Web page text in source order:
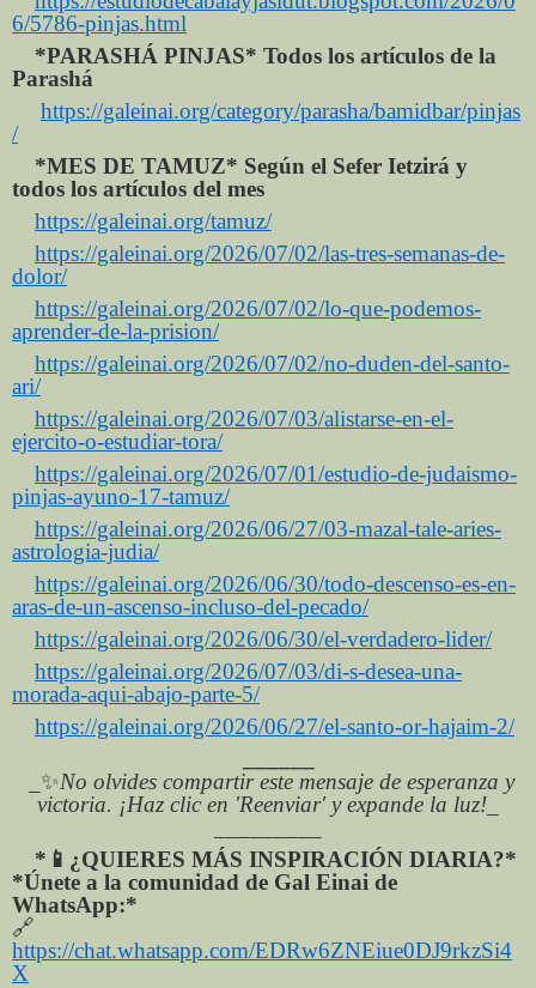
6/5786-pinjas.html
*PARASHÁ PINJAS* Todos los artículos de la
Parashá
https://galeinai.org/category/parasha/bamidbar/pinjas
/
*MES DE TAMUZ* Según el Sefer Ietzirá y
todos los artículos del mes
https://galeinai.org/tamuz/
https://galeinai.org/2026/07/02/las-tres-semanas-de-
dolor/
https://galeinai.org/2026/07/02/lo-que-podemos-
aprender-de-la-prision/
https://galeinai.org/2026/07/02/no-duden-del-santo-
ari/
https://galeinai.org/2026/07/03/alistarse-en-el-
ejercito-o-estudiar-tora/
https://galeinai.org/2026/07/01/estudio-de-judaismo-
pinjas-ayuno-17-tamuz/
https://galeinai.org/2026/06/27/03-mazal-tale-aries-
astrologia-judia/
https://galeinai.org/2026/06/30/todo-descenso-es-en-
aras-de-un-ascenso-incluso-del-pecado/
https://galeinai.org/2026/06/30/el-verdadero-lider/
https://galeinai.org/2026/07/03/di-s-desea-una-
morada-aqui-abajo-parte-5/
https://galeinai.org/2026/06/27/el-santo-or-hajaim-2/
✨No olvides compartir este mensaje de esperanza y
victoria. ¡Haz clic en 'Reenviar' y expande la luz!_
* 📱 ¿QUIERES MÁS INSPIRACIÓN DIARIA?*
*Únete a la comunidad de Gal Einai de
WhatsApp:*
🔗
https://chat.whatsapp.com/EDRw6ZNEiue0DJ9rkzSi4
X